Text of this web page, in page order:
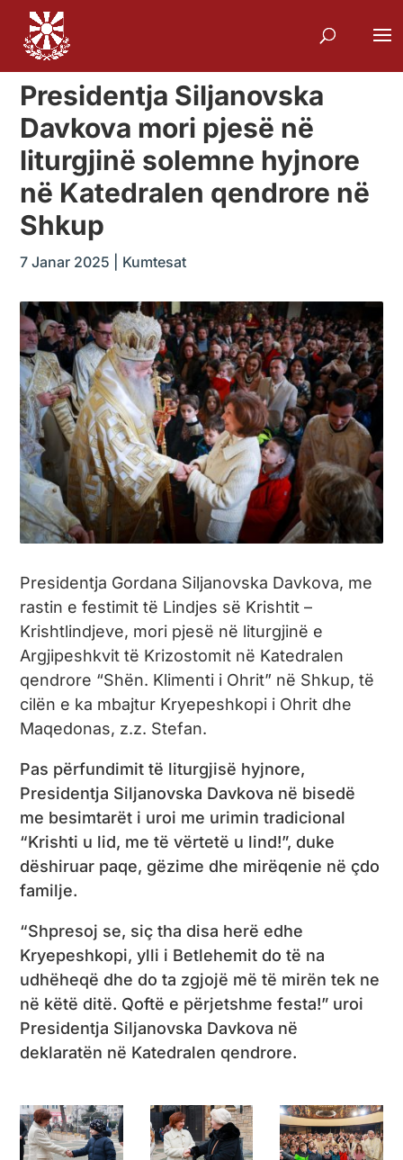
Presidentja Siljanovska
Davkova mori pjesë në
liturgjinë solemne hyjnore
në Katedralen qendrore në
Shkup
7 Janar 2025 Kumtesat
Presidentja Gordana Siljanovska Davkova, me
rastin e festimit të Lindjes së Krishtit –
Krishtlindjeve, mori pjesë në liturgjinë e
Argjipeshkvit të Krizostomit në Katedralen
qendrore “Shën. Klimenti i Ohrit” në Shkup, të
cilën e ka mbajtur Kryepeshkopi i Ohrit dhe
Maqedonas, z.z. Stefan.
Pas përfundimit të liturgjisë hyjnore,
Presidentja Siljanovska Davkova në bisedë
me besimtarët i uroi me urimin tradicional
“Krishti u lid, me të vërtetë u lind!”, duke
dëshiruar paqe, gëzime dhe mirëqenie në çdo
familje.
“Shpresoj se, siç tha disa herë edhe
Kryepeshkopi, ylli i Betlehemit do të na
udhëheqë dhe do ta zgjojë më të mirën tek ne
në këtë ditë. Qoftë e përjetshme festa!” uroi
Presidentja Siljanovska Davkova në
deklaratën në Katedralen qendrore.